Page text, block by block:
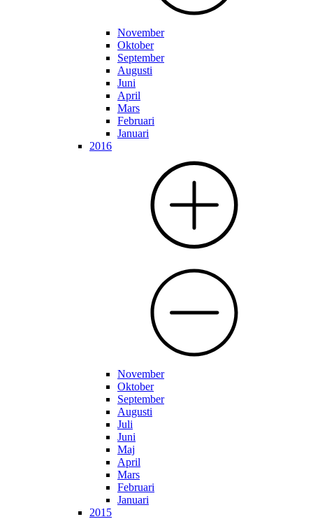
November
Oktober
September
Augusti
Juni
April
Mars
Februari
Januari
2016
November
Oktober
September
Augusti
Juli
Juni
Maj
April
Mars
Februari
Januari
2015